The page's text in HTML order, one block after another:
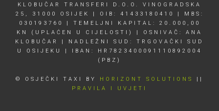
KLOBUČAR TRANSFERI D.O.O. VINOGRADSKA
25, 31000 OSIJEK | OIB: 41433180410 | MBS:
030193760 | TEMELJNI KAPITAL: 20.000,00
KN (UPLAĆEN U CIJELOSTI) | OSNIVAČ: ANA
KLOBUČAR | NADLEŽNI SUD: TRGOVAČKI SUD
U OSIJEKU | IBAN: HR7823400091110892004
(PBZ)
© OSJEČKI TAXI BY HORIZONT SOLUTIONS
||
PRAVILA I UVJETI